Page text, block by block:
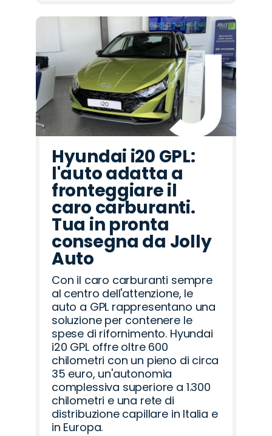
Hyundai i20 GPL:
l'auto adatta a
fronteggiare il
caro carburanti.
Tua in pronta
consegna da Jolly
Auto
Con il caro carburanti sempre
al centro dell'attenzione, le
auto a GPL rappresentano una
soluzione per contenere le
spese di rifornimento. Hyundai
i20 GPL offre oltre 600
chilometri con un pieno di circa
35 euro, un'autonomia
complessiva superiore a 1.300
chilometri e una rete di
distribuzione capillare in Italia e
in Europa.